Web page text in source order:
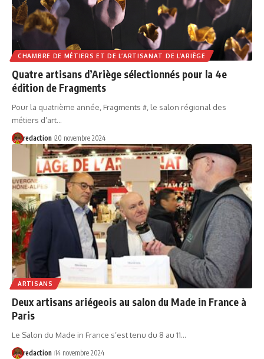
CHAMBRE DE MÉTIERS ET DE L’ARTISANAT DE L’ARIÈGE
Quatre artisans d’Ariège sélectionnés pour la 4e
édition de Fragments
Pour la quatrième année, Fragments #, le salon régional des
métiers d’art…
redaction 20 novembre 2024
ARTISANS
Deux artisans ariégeois au salon du Made in France à
Paris
Le Salon du Made in France s’est tenu du 8 au 11…
redaction 14 novembre 2024